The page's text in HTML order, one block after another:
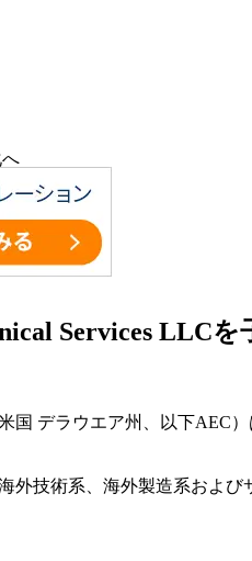
Services LLCを
デラウエア州、以下AEC）
技術系、海外製造系および